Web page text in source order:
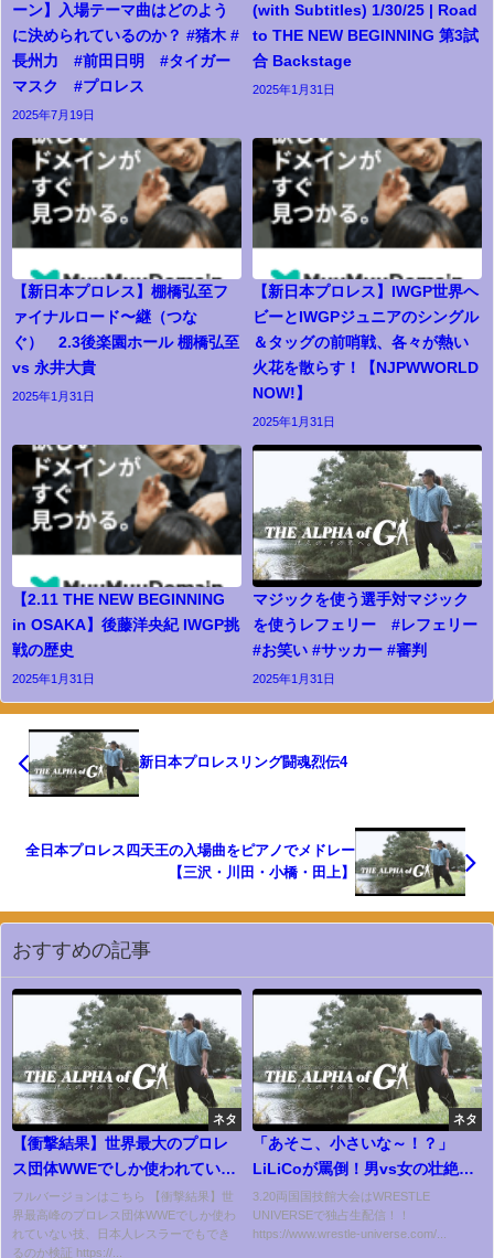
ーン】入場テーマ曲はどのよう
に決められているのか？ #猪木 #
長州力 #前田日明 #タイガー
マスク #プロレス
2025年7月19日
(with Subtitles) 1/30/25 | Road
to THE NEW BEGINNING 第3試
合 Backstage
2025年1月31日
【新日本プロレス】棚橋弘至フ
ァイナルロード〜継（つな
ぐ） 2.3後楽園ホール 棚橋弘至
vs 永井大貴
2025年1月31日
【新日本プロレス】IWGP世界ヘ
ビーとIWGPジュニアのシングル
＆タッグの前哨戦、各々が熱い
火花を散らす！【NJPWWORLD
NOW!】
2025年1月31日
【2.11 THE NEW BEGINNING
in OSAKA】後藤洋央紀 IWGP挑
戦の歴史
2025年1月31日
マジックを使う選手対マジック
を使うレフェリー #レフェリー
#お笑い #サッカー #審判
2025年1月31日
新日本プロレスリング闘魂烈伝4
全日本プロレス四天王の入場曲をピアノでメドレー
【三沢・川田・小橋・田上】
おすすめの記事
ネタ
【衝撃結果】世界最大のプロレ
ス団体WWEでしか使われていな
い技、日本人でもできるのか
フルバージョンはこちら 【衝撃結果】世
界最高峰のプロレス団体WWEでしか使わ
れていない技、日本人レスラーでもでき
るのか検証 https://...
ネタ
「あそこ、小さいな～！？」
LiLiCoが罵倒！男vs女の壮絶タ
イトルマッチ＜王者＞LiLiCo vs
男色ディーノ＜挑戦者＞／
2016.8.28 東京・両国国技館
3.20両国国技館大会はWRESTLE
UNIVERSEで独占生配信！！
https://www.wrestle-universe.com/...